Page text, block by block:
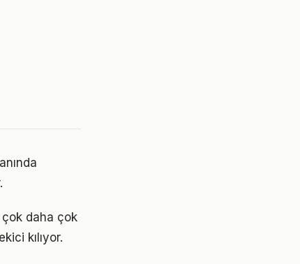
çok daha çok
kılıyor.